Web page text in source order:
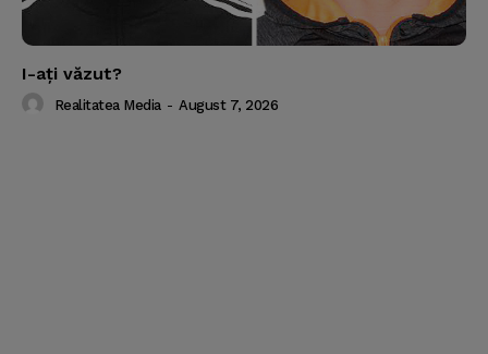
I-aţi văzut?
Realitatea Media - August 7, 2026